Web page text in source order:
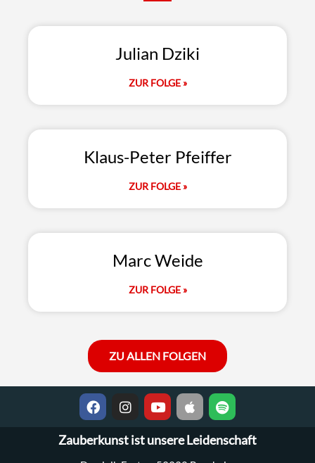
Julian Dziki
ZUR FOLGE »
Klaus-Peter Pfeiffer
ZUR FOLGE »
Marc Weide
ZUR FOLGE »
ZU ALLEN FOLGEN
Zauberkunst ist unsere Leidenschaft